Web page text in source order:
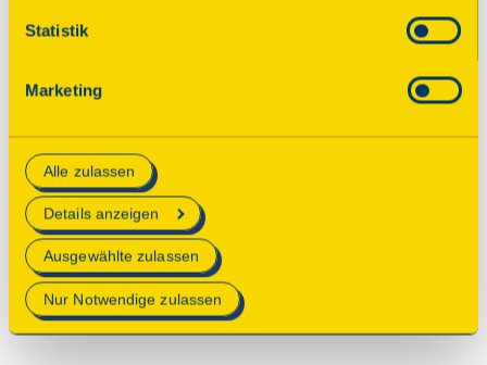
Verarbeitung Ihrer Daten zu den jeweiligen Zwecken. Die
Einwilligung ist freiwillig, für die Nutzung des
aktualisiert oder widerrufen werden. Wenn Sie das
technisch notwendig und für den Betrieb der Webseite
erforderlich sind.
Mehr Informationen finden Sie in unserer
Datenschutzerklärung.
Statistik
Marketing
Alle zulassen
Details anzeigen
Ausgewählte zulassen
Nur Notwendige zulassen
2004 besteht, präsentiert an diesem Tag ihr
Eintritt ist frei.
Michael Caspers-Hilka
Kirchengemeinde Evangelisch Mittendrin
06821-23380
neunkirchen.saar@ekir.de